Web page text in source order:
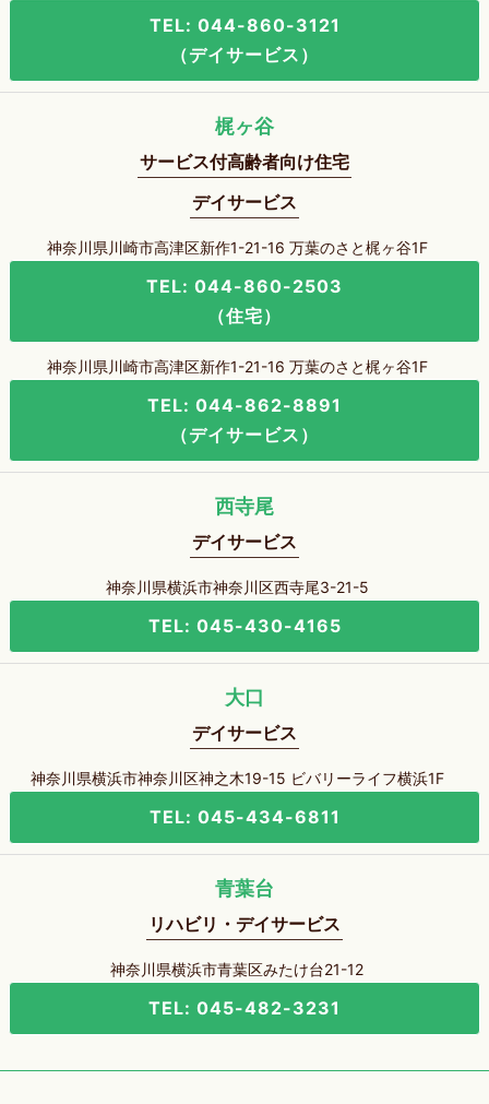
TEL: 044-860-3121
（デイサービス）
梶ヶ谷
サービス付高齢者向け住宅
デイサービス
神奈川県川崎市高津区新作1-21-16 万葉のさと梶ヶ谷1F
TEL: 044-860-2503
（住宅）
神奈川県川崎市高津区新作1-21-16 万葉のさと梶ヶ谷1F
TEL: 044-862-8891
（デイサービス）
西寺尾
デイサービス
神奈川県横浜市神奈川区西寺尾3-21-5
TEL: 045-430-4165
大口
デイサービス
神奈川県横浜市神奈川区神之木19-15 ビバリーライフ横浜1F
TEL: 045-434-6811
青葉台
リハビリ・デイサービス
神奈川県横浜市青葉区みたけ台21-12
TEL: 045-482-3231